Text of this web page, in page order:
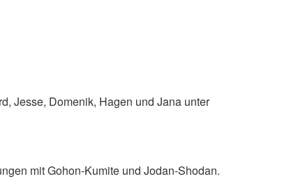
Jesse, Domenik, Hagen und Jana unter
mit Gohon-Kumite und Jodan-Shodan.